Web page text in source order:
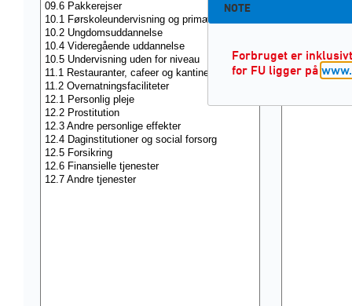
NOTE
Forbruget er
for FU ligger på